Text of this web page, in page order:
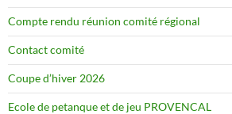
Compte rendu réunion comité régional
Contact comité
Coupe d’hiver 2026
Ecole de petanque et de jeu PROVENCAL